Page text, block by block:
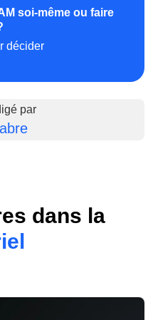
soi-même ou faire
décider
par
dans la